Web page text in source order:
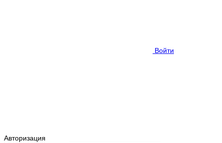
Войти
Авторизация